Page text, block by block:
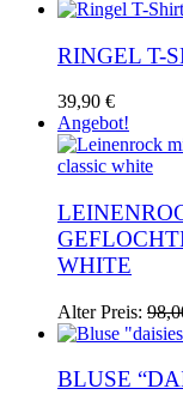
RINGEL T-
39,90 €
Angebot!
WHITE
Alter Preis:
BLUSE